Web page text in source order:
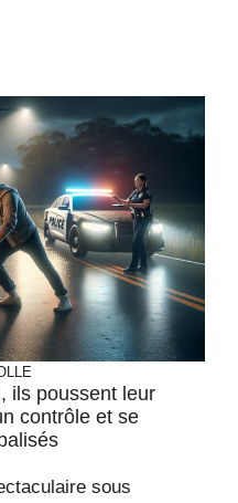
ils poussent leur
contrôle et se
sous